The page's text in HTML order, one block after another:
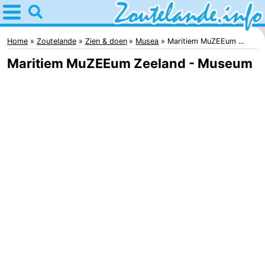
Home
Zoutelande
Tips
Home Zoutelande Zien & doen Musea Maritiem MuZEEum ...
Maritiem MuZEEum Zeeland - Museum